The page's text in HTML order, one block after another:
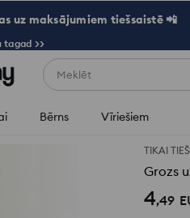
uz maksājumiem tiešsaistē 📲
tagad >>
Meklēt
Bērns Vīriešiem
TIKAI
Grozs
4,49